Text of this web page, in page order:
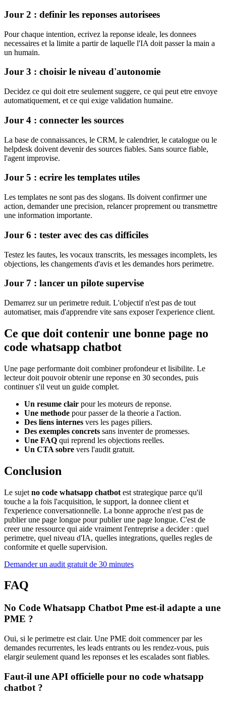
Jour 2 : definir les reponses autorisees
Pour chaque intention, ecrivez la reponse ideale, les donnees
necessaires et la limite a partir de laquelle l'IA doit passer la main a
un humain.
Jour 3 : choisir le niveau d'autonomie
Decidez ce qui doit etre seulement suggere, ce qui peut etre envoye
automatiquement, et ce qui exige validation humaine.
Jour 4 : connecter les sources
La base de connaissances, le CRM, le calendrier, le catalogue ou le
helpdesk doivent devenir des sources fiables. Sans source fiable,
l'agent improvise.
Jour 5 : ecrire les templates utiles
Les templates ne sont pas des slogans. Ils doivent confirmer une
action, demander une precision, relancer proprement ou transmettre
une information importante.
Jour 6 : tester avec des cas difficiles
Testez les fautes, les vocaux transcrits, les messages incomplets, les
objections, les changements d'avis et les demandes hors perimetre.
Jour 7 : lancer un pilote supervise
Demarrez sur un perimetre reduit. L'objectif n'est pas de tout
automatiser, mais d'apprendre vite sans exposer l'experience client.
Ce que doit contenir une bonne page no
code whatsapp chatbot
Une page performante doit combiner profondeur et lisibilite. Le
lecteur doit pouvoir obtenir une reponse en 30 secondes, puis
continuer s'il veut un guide complet.
Un resume clair pour les moteurs de reponse.
Une methode pour passer de la theorie a l'action.
Des liens internes vers les pages piliers.
Des exemples concrets sans inventer de promesses.
Une FAQ qui reprend les objections reelles.
Un CTA sobre vers l'audit gratuit.
Conclusion
Le sujet no code whatsapp chatbot est strategique parce qu'il
touche a la fois l'acquisition, le support, la donnee client et
l'experience conversationnelle. La bonne approche n'est pas de
publier une page longue pour publier une page longue. C'est de
creer une ressource qui aide vraiment l'entreprise a decider : quel
perimetre, quel niveau d'IA, quelles integrations, quelles regles de
conformite et quelle supervision.
Demander un audit gratuit de 30 minutes
FAQ
No Code Whatsapp Chatbot Pme est-il adapte a une
PME ?
Oui, si le perimetre est clair. Une PME doit commencer par les
demandes recurrentes, les leads entrants ou les rendez-vous, puis
elargir seulement quand les reponses et les escalades sont fiables.
Faut-il une API officielle pour no code whatsapp
chatbot ?